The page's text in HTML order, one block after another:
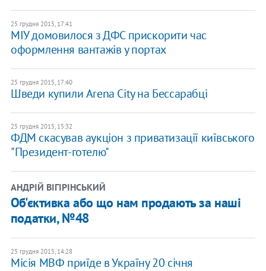
25 грудня 2015, 17:41
МІУ домовилося з ДФС прискорити час
оформлення вантажів у портах
25 грудня 2015, 17:40
Шведи купили Arena City на Бессарабці
25 грудня 2015, 15:32
ФДМ скасував аукціон з приватизації київського
"Президент-готелю"
АНДРІЙ ВІГІРІНСЬКИЙ
Об'єктивка або що нам продають за наші
податки, №48
25 грудня 2015, 14:28
Місія МВФ приїде в Україну 20 січня